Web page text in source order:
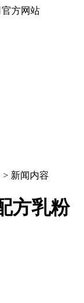
官方网站
> 新闻内容
方乳粉